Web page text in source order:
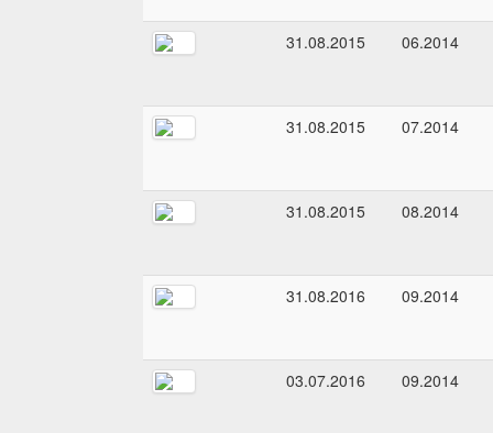
31.08.2015 06.2014
31.08.2015 07.2014
31.08.2015 08.2014
31.08.2016 09.2014
03.07.2016 09.2014